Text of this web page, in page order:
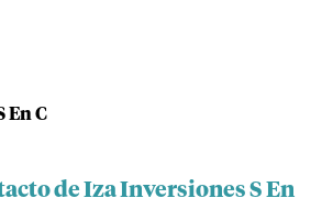
En C
de Iza Inversiones S En